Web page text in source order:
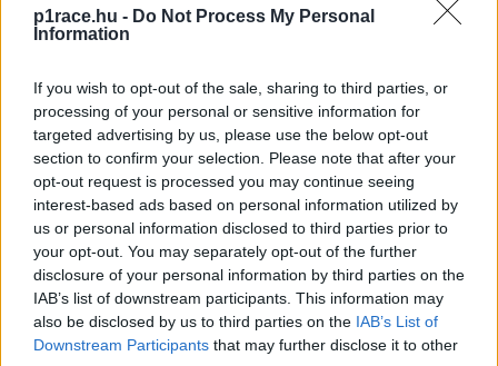
p1race.hu - Do Not Process My Personal
Information
If you wish to opt-out of the sale, sharing to third parties, or
processing of your personal or sensitive information for
targeted advertising by us, please use the below opt-out
section to confirm your selection. Please note that after your
opt-out request is processed you may continue seeing
interest-based ads based on personal information utilized by
us or personal information disclosed to third parties prior to
your opt-out. You may separately opt-out of the further
disclosure of your personal information by third parties on the
IAB’s list of downstream participants. This information may
also be disclosed by us to third parties on the IAB’s List of
Downstream Participants that may further disclose it to other
2023
CIMKÉK MotoGP shakedown
Előző cikk
Zsigovitsot lenyűgözte a
magyar közönség, és már
nem érné be kevesebbel
legjobb eredménye után
Következő cikk
Sérüléséből visszatérve ért el
történelmi sikert a
Sportarénát felrobbantó
magyar versenyző